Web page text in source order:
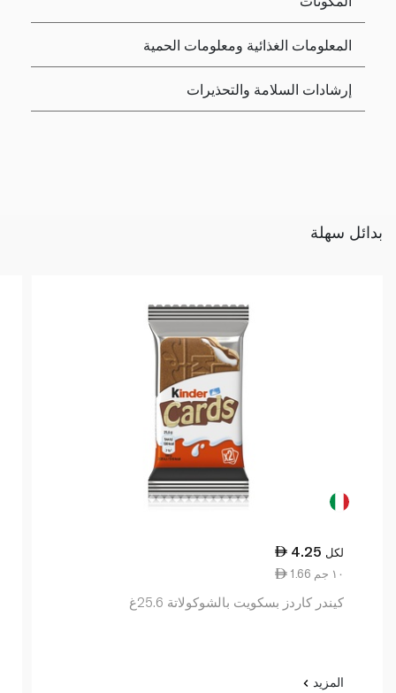
المعلومات الغذائية ومعلومات الحمية
إرشادات السلامة والتحذيرات
بدائل سهلة
4.25 لكل
1.66 ١٠ جم
كيندر كاردز بسكويت بالشوكولاتة 25.6غ
المزيد